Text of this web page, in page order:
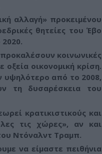
αλλαγή» προκειμένου
θητείες του Έβο
κοινωνικές
οικονομική κρίση.
υψηλότερο από το 2008,
τη δυσαρέσκεια του
κρατικιστικούς και
τις χώρες», αν και
Ντόναλντ Τραμπ.
να είμαστε πειθήνια